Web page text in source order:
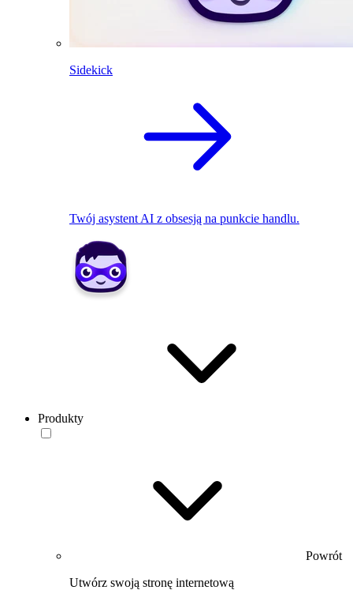
Sidekick
Twój asystent AI z obsesją na punkcie handlu.
Produkty
Powrót
Utwórz swoją stronę internetową